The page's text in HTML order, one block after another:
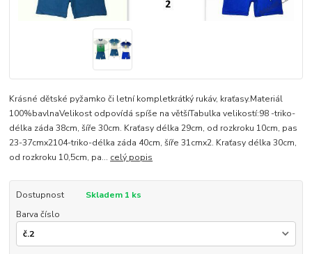
Krásné dětské pyžamko či letní kompletkrátký rukáv, kraťasy.Materiál
100%bavlnaVelikost odpovídá spíše na většíTabulka velikostí:98 -triko-
délka záda 38cm, šíře 30cm. Kraťasy délka 29cm, od rozkroku 10cm, pas
23-37cmx2104-triko-délka záda 40cm, šíře 31cmx2. Kraťasy délka 30cm,
od rozkroku 10,5cm, pa... celý popis
Dostupnost
Skladem 1 ks
Barva číslo